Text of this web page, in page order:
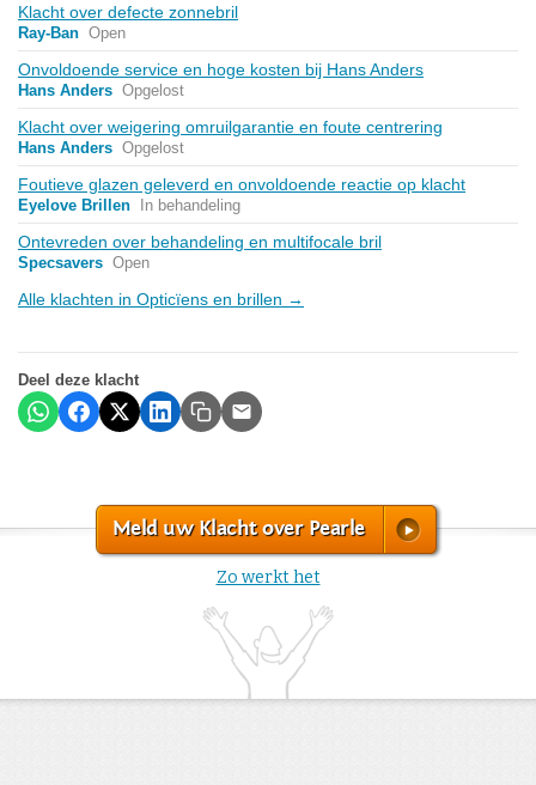
Klacht over defecte zonnebril
Ray-Ban Open
Onvoldoende service en hoge kosten bij Hans Anders
Hans Anders Opgelost
Klacht over weigering omruilgarantie en foute centrering
Hans Anders Opgelost
Foutieve glazen geleverd en onvoldoende reactie op klacht
Eyelove Brillen In behandeling
Ontevreden over behandeling en multifocale bril
Specsavers Open
Alle klachten in Opticïens en brillen →
Deel deze klacht
Meld uw Klacht over Pearle
Zo werkt het